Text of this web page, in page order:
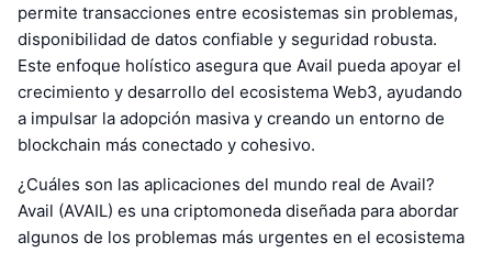
permite transacciones entre ecosistemas sin problemas,
disponibilidad de datos confiable y seguridad robusta.
Este enfoque holístico asegura que Avail pueda apoyar el
crecimiento y desarrollo del ecosistema Web3, ayudando
a impulsar la adopción masiva y creando un entorno de
blockchain más conectado y cohesivo.
¿Cuáles son las aplicaciones del mundo real de Avail?
Avail (AVAIL) es una criptomoneda diseñada para abordar
algunos de los problemas más urgentes en el ecosistema